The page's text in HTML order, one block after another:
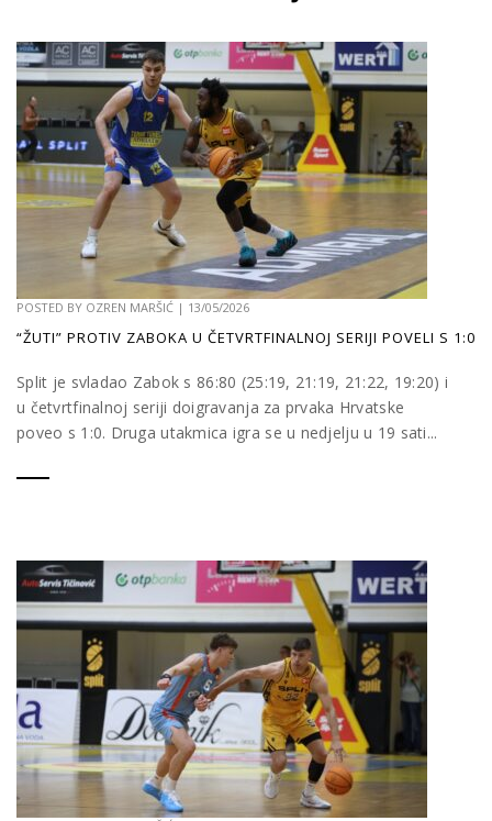
POSTED BY OZREN MARŠIĆ | 13/05/2026
“ŽUTI” PROTIV ZABOKA U ČETVRTFINALNOJ SERIJI POVELI S 1:0
Split je svladao Zabok s 86:80 (25:19, 21:19, 21:22, 19:20) i
u četvrtfinalnoj seriji doigravanja za prvaka Hrvatske
poveo s 1:0. Druga utakmica igra se u nedjelju u 19 sati...